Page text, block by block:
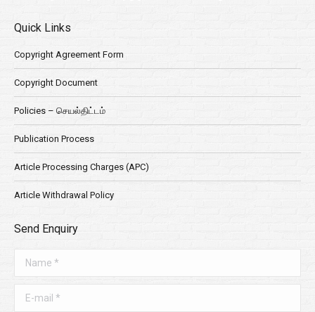
Quick Links
Copyright Agreement Form
Copyright Document
Policies – செயல்திட்டம்
Publication Process
Article Processing Charges (APC)
Article Withdrawal Policy
Send Enquiry